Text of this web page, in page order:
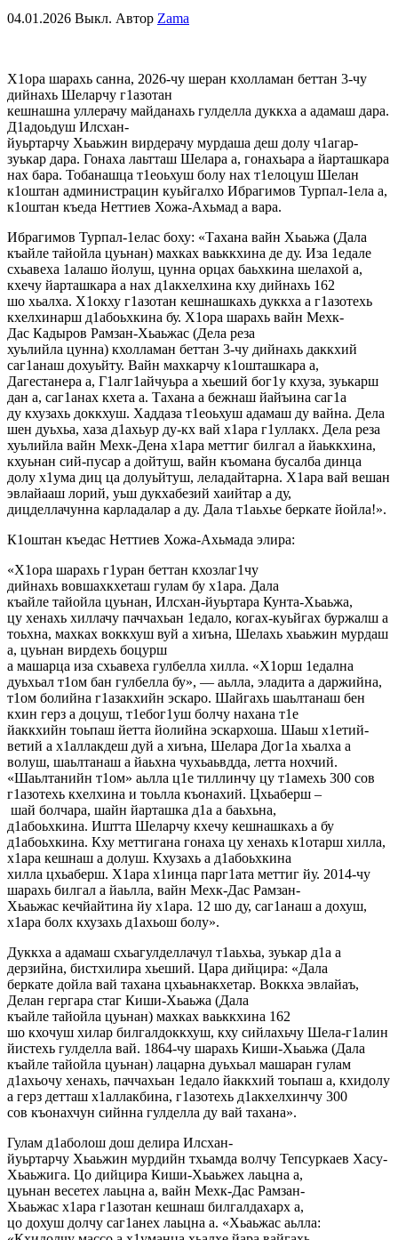
04.01.2026 Выкл. Автор Zama
Х1ора шарахь санна, 2026-чу шеран кхолламан беттан 3-чу
дийнахь Шеларчу г1азотан
кешнашна уллерачу майданахь гулделла дуккха а адамаш дара.
Д1адоьдуш Илсхан-
йуьртарчу Хьаьжин вирдерачу мурдаша деш долу ч1агар-
зуькар дара. Гонаха лаьтташ Шелара а, гонахьара а йарташкара
нах бара. Тобанашца т1еоьхуш болу нах т1елоцуш Шелан
к1оштан администрацин куьйгалхо Ибрагимов Турпал-1ела а,
к1оштан къеда Неттиев Хожа-Ахьмад а вара.
Ибрагимов Турпал-1елас боху: «Тахана вайн Хьаьжа (Дала
къайле тайойла цуьнан) махках ваьккхина де ду. Иза 1едале
схьавеха 1алашо йолуш, цунна орцах баьхкина шелахой а,
кхечу йарташкара а нах д1акхелхина кху дийнахь 162
шо хьалха. Х1окху г1азотан кешнашкахь дуккха а г1азотехь
кхелхинарш д1абоьхкина бу. Х1ора шарахь вайн Мехк-
Дас Кадыров Рамзан-Хьаьжас (Дела реза
хуьлийла цунна) кхолламан беттан 3-чу дийнахь даккхий
саг1анаш дохуьйту. Вайн махкарчу к1ошташкара а,
Дагестанера а, Г1алг1айчуьра а хьеший бог1у кхуза, зуькарш
дан а, саг1анах кхета а. Тахана а бежнаш йайъина саг1а
ду кхузахь доккхуш. Хаддаза т1еоьхуш адамаш ду вайна. Дела
шен дуьхьа, хаза д1ахьур ду-кх вай х1ара г1уллакх. Дела реза
хуьлийла вайн Мехк-Дена х1ара меттиг билгал а йаьккхина,
кхуьнан сий-пусар а дойтуш, вайн къомана бусалба динца
долу х1ума диц ца долуьйтуш, леладайтарна. Х1ара вай вешан
эвлайааш лорий, уьш дукхабезий хаийтар а ду,
дицделлачунна карладалар а ду. Дала т1аьхье беркате йойла!».
К1оштан къедас Неттиев Хожа-Ахьмада элира:
«Х1ора шарахь г1уран беттан кхозлаг1чу
дийнахь вовшахкхеташ гулам бу х1ара. Дала
къайле тайойла цуьнан, Илсхан-йуьртара Кунта-Хьаьжа,
цу хенахь хиллачу паччахьан 1едало, когах-куьйгах буржалш а
тоьхна, махках воккхуш вуй а хиъна, Шелахь хьаьжин мурдаш
а, цуьнан вирдехь боцурш
а машарца иза схьавеха гулбелла хилла. «Х1орш 1едална
дуьхьал т1ом бан гулбелла бу», — аьлла, эладита а даржийна,
т1ом болийна г1азакхийн эскаро. Шайгахь шаьлтанаш бен
кхин герз а доцуш, т1ебог1уш болчу нахана т1е
йаккхийн тоьпаш йетта йолийна эскархоша. Шаьш х1етий-
ветий а х1аллакдеш дуй а хиъна, Шелара Дог1а хьалха а
волуш, шаьлтанаш а йаьхна чухьаьвдда, летта нохчий.
«Шаьлтанийн т1ом» аьлла ц1е тиллинчу цу т1амехь 300 сов
г1азотехь кхелхина и тоьлла къонахий. Цхьаберш –
шай болчара, шайн йарташка д1а а баьхьна,
д1абоьхкина. Иштта Шеларчу кхечу кешнашкахь а бу
д1абоьхкина. Кху меттигана гонаха цу хенахь к1отарш хилла,
х1ара кешнаш а долуш. Кхузахь а д1абоьхкина
хилла цхьаберш. Х1ара х1инца парг1ата меттиг йу. 2014-чу
шарахь билгал а йаьлла, вайн Мехк-Дас Рамзан-
Хьаьжас кечйайтина йу х1ара. 12 шо ду, саг1анаш а дохуш,
х1ара болх кхузахь д1ахьош болу».
Дуккха а адамаш схьагулделлачул т1аьхьа, зуькар д1а а
дерзийна, бистхилира хьеший. Цара дийцира: «Дала
беркате дойла вай тахана цхьаьнакхетар. Воккха эвлайаъ,
Делан гергара стаг Киши-Хьаьжа (Дала
къайле тайойла цуьнан) махках ваьккхина 162
шо кхочуш хилар билгалдоккхуш, кху сийлахьчу Шела-г1алин
йистехь гулделла вай. 1864-чу шарахь Киши-Хьаьжа (Дала
къайле тайойла цуьнан) лацарна дуьхьал машаран гулам
д1ахьочу хенахь, паччахьан 1едало йаккхий тоьпаш а, кхидолу
а герз детташ х1аллакбина, г1азотехь д1акхелхинчу 300
сов къонахчун сийнна гулделла ду вай тахана».
Гулам д1аболош дош делира Илсхан-
йуьртарчу Хьаьжин мурдийн тхьамда волчу Тепсуркаев Хасу-
Хьаьжига. Цо дийцира Киши-Хьаьжех лаьцна а,
цуьнан весетех лаьцна а, вайн Мехк-Дас Рамзан-
Хьаьжас х1ара г1азотан кешнаш билгалдахарх а,
цо дохуш долчу саг1анех лаьцна а. «Хьаьжас аьлла: